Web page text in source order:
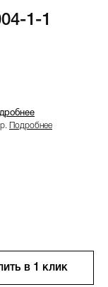
1-1
Подробнее
в 1 клик